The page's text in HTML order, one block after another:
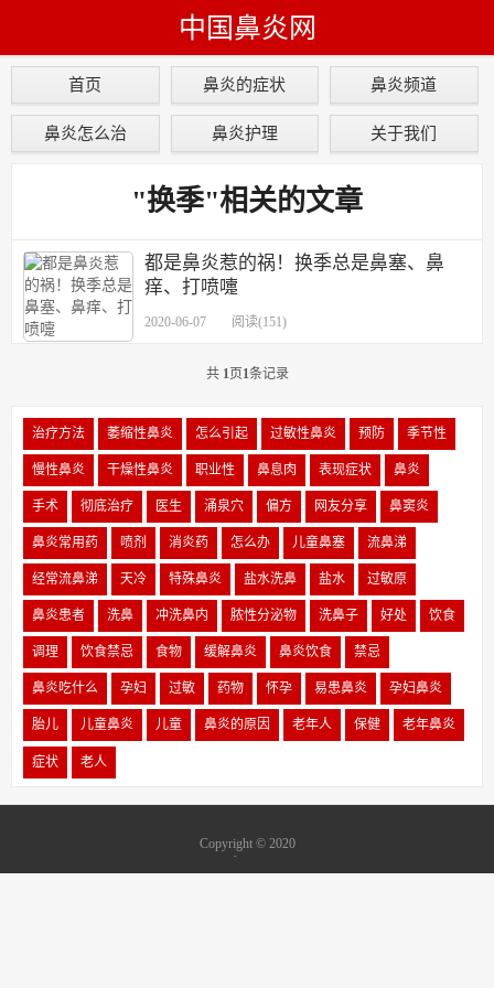
中国鼻炎网
首页 鼻炎的症状 鼻炎频道
鼻炎怎么治 鼻炎护理 关于我们
"换季"相关的文章
都是鼻炎惹的祸！换季总是鼻塞、鼻
痒、打喷嚏
2020-06-07 阅读(151)
共 1页1条记录
治疗方法 萎缩性鼻炎 怎么引起 过敏性鼻炎 预防 季节性
慢性鼻炎 干燥性鼻炎 职业性 鼻息肉 表现症状 鼻炎
手术 彻底治疗 医生 涌泉穴 偏方 网友分享 鼻窦炎
鼻炎常用药 喷剂 消炎药 怎么办 儿童鼻塞 流鼻涕
经常流鼻涕 天冷 特殊鼻炎 盐水洗鼻 盐水 过敏原
鼻炎患者 洗鼻 冲洗鼻内 脓性分泌物 洗鼻子 好处 饮食
调理 饮食禁忌 食物 缓解鼻炎 鼻炎饮食 禁忌
鼻炎吃什么 孕妇 过敏 药物 怀孕 易患鼻炎 孕妇鼻炎
胎儿 儿童鼻炎 儿童 鼻炎的原因 老年人 保健 老年鼻炎
症状 老人
Copyright © 2020
www.byzmz.com
中国鼻炎网版权所有鼻炎怎么治？